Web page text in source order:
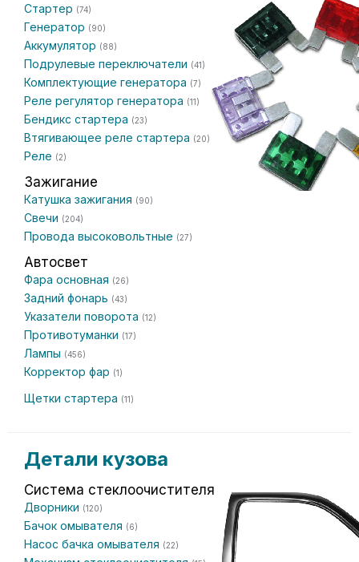
Стартер (74)
Генератор (90)
Аккумулятор (88)
Подрулевые переключатели (41)
Комплектующие генератора (7)
Реле регулятор генератора (11)
Бендикс стартера (23)
Втягивающее реле стартера (20)
Реле (2)
Зажигание
Катушка зажигания (90)
Свечи (204)
Провода высоковольтные (27)
Автосвет
Фара основная (26)
Задний фонарь (43)
Указатели поворота (12)
Противотуманки (17)
Лампы (456)
Корректор фар (1)
Щетки стартера (11)
Детали кузова
Система стеклоочистителя
Дворники (120)
Бачок омывателя (6)
Насос бачка омывателя (22)